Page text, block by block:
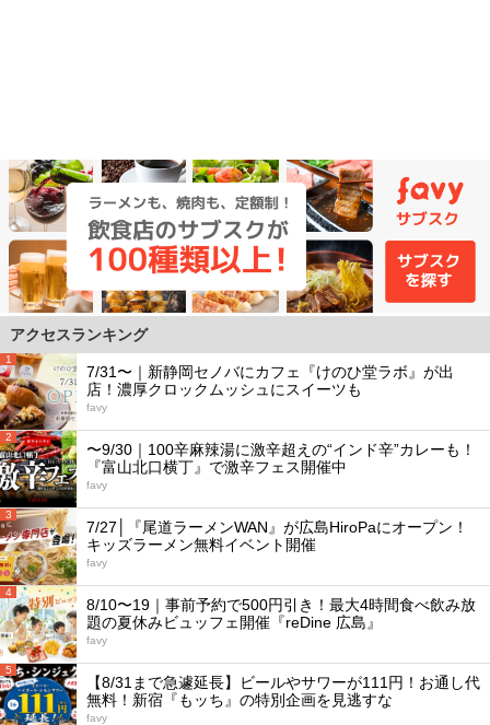
アクセスランキング
1
7/31〜｜新静岡セノバにカフェ『けのひ堂ラボ』が出
店！濃厚クロックムッシュにスイーツも
favy
2
〜9/30｜100辛麻辣湯に激辛超えの“インド辛”カレーも！
『富山北口横丁』で激辛フェス開催中
favy
3
7/27│『尾道ラーメンWAN』が広島HiroPaにオープン！
キッズラーメン無料イベント開催
favy
4
8/10〜19｜事前予約で500円引き！最大4時間食べ飲み放
題の夏休みビュッフェ開催『reDine 広島』
favy
5
【8/31まで急遽延長】ビールやサワーが111円！お通し代
無料！新宿『もッち』の特別企画を見逃すな
favy